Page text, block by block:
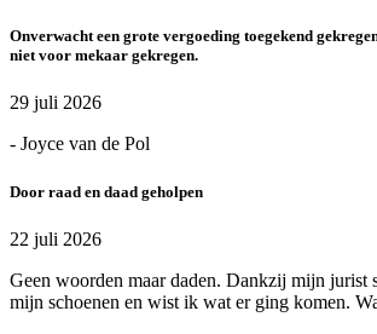
Onverwacht een grote vergoeding toegekend
niet voor mekaar gekregen.
29 juli 2026
- Joyce van de Pol
Door raad en daad geholpen
22 juli 2026
Geen woorden maar daden. Dankzij mijn jurist
mijn schoenen en wist ik wat er ging komen.